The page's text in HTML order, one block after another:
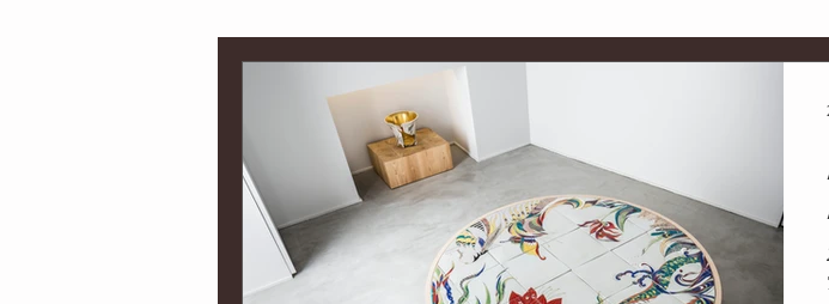
オウンドメディア制作 コーディネート
イベント